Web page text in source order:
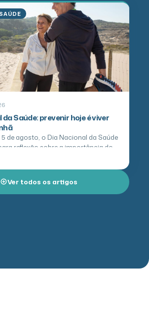
Saúde: prevenir hoje é viver
de agosto, o Dia Nacional da Saúde
reflexão sobre a importância do
Ver todos os artigos